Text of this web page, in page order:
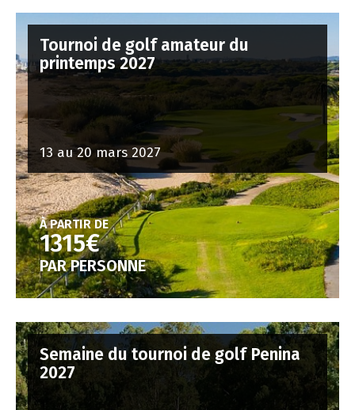
Tournoi de golf amateur du
printemps 2027
13 au 20 mars 2027
À PARTIR DE
1315€
PAR PERSONNE
Semaine du tournoi de golf Penina
2027